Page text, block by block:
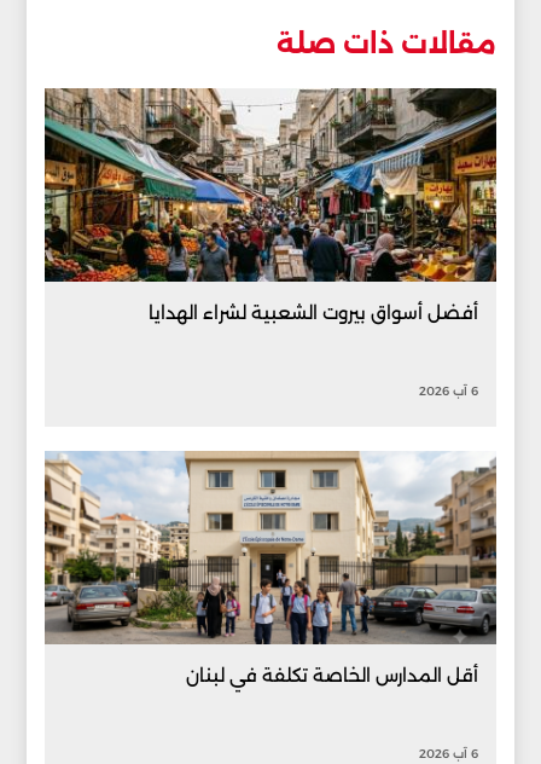
مقالات ذات صلة
أفضل أسواق بيروت الشعبية لشراء الهدايا
6 آب 2026
أقل المدارس الخاصة تكلفة في لبنان
6 آب 2026